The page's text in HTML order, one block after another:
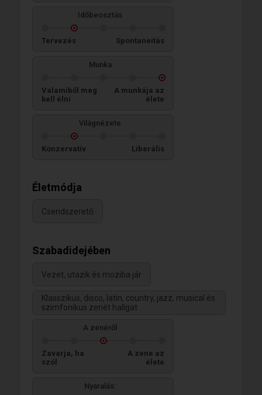
Időbeosztás
Tervezés Spontaneitás
Munka
Valamiből meg
kell élni
A munkája az
élete
Világnézete
Konzervatív Liberális
Életmódja
Csendszerető
Szabadidejében
Vezet, utazik és moziba jár
Klasszikus, disco, latin, country, jazz, musical és
szimfonikus zenét hallgat
A zenéről
Zavarja, ha
szól
A zene az
élete
Nyaralás: